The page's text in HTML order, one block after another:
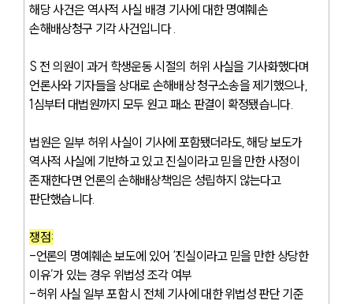
해당 사건은 역사적 사실 배경 기사에 대한 명예훼손
손해배상청구 기각 사건입니다 .
S 전 의원이 과거 학생운동 시절의 허위 사실을 기사화했다며
언론사와 기자들을 상대로 손해배상 청구소송을 제기했으나,
1심부터 대법원까지 모두 원고 패소 판결이 확정됐습니다.
법원은 일부 허위 사실이 기사에 포함됐더라도, 해당 보도가
역사적 사실에 기반하고 있고 진실이라고 믿을 만한 사정이
존재한다면 언론의 손해배상책임은 성립하지 않는다고
판단했습니다.
쟁점:
-언론의 명예훼손 보도에 있어 ‘진실이라고 믿을 만한 상당한
이유’가 있는 경우 위법성 조각 여부
-허위 사실 일부 포함 시 전체 기사에 대한 위법성 판단 기준